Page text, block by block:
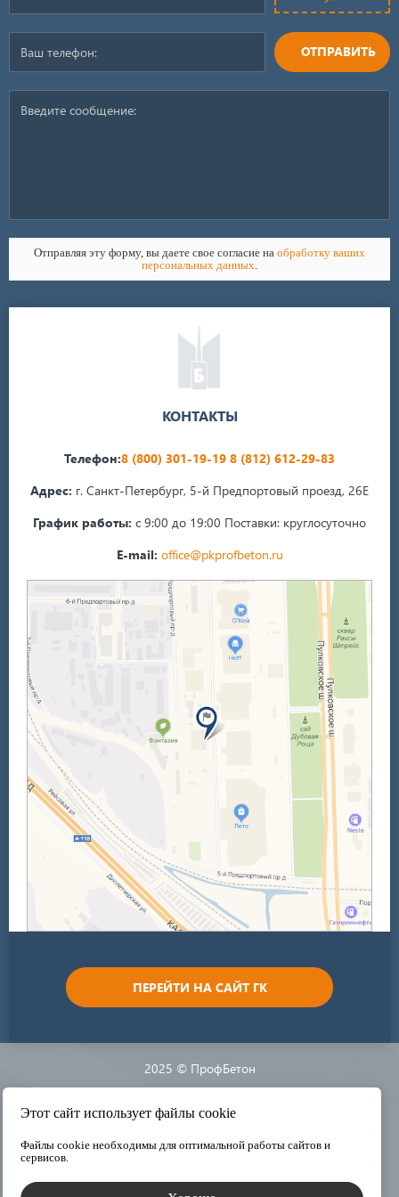
ОТПРАВИТЬ
Отправляя эту форму, вы даете свое согласие на обработку ваших
персональных данных.
КОНТАКТЫ
Телефон:8 (800) 301-19-19 8 (812) 612-29-83
Адрес: г. Санкт-Петербург, 5-й Предпортовый проезд, 26Е
График работы: с 9:00 до 19:00 Поставки: круглосуточно
E-mail: office@pkprofbeton.ru
ПЕРЕЙТИ НА САЙТ ГК
2025 © ПрофБетон
Разработка сайта:
Этот сайт использует файлы cookie
Файлы cookie необходимы для оптимальной работы сайтов и
сервисов.